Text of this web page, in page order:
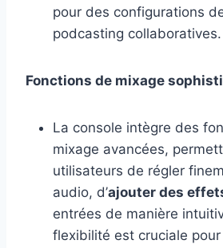
pour des configurations
podcasting collaboratives.
Fonctions de mixage
La console intègre des
mixage avancées,
utilisateurs de régler
audio, d’ajouter des
entrées de manière
flexibilité est cruciale